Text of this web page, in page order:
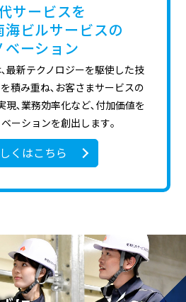
サービスを
海ビルサービスの
ベーション
最新テクノロジーを駆使した技
積み重ね､お客さまサービスの
現､業務効率化など､付加価値を
ーションを創出します｡
くはこちら